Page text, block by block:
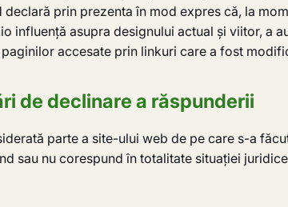
prin prezenta în mod expres că, la
influență asupra designului actual și viitor, a
accesate prin linkuri care a fost
de declinare a răspunderii
parte a site-ului web de pe care s-a
sau nu corespund în totalitate situației